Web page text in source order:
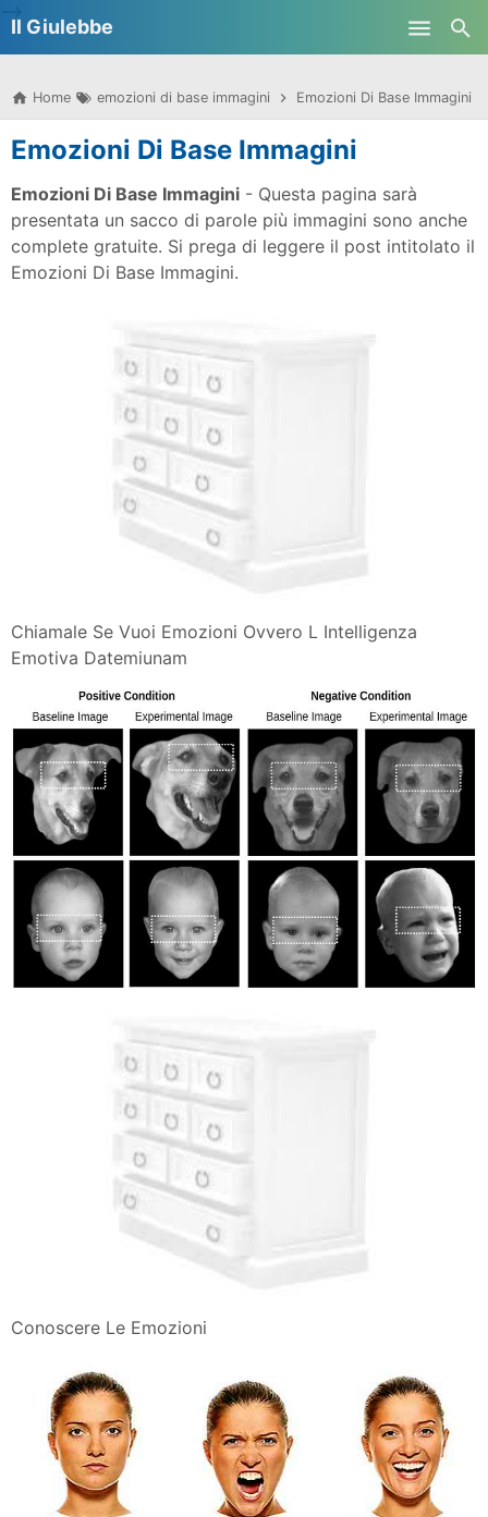
Il Giulebbe
Home emozioni di base immagini Emozioni Di Base Immagini
Emozioni Di Base Immagini
Emozioni Di Base Immagini - Questa pagina sarà
presentata un sacco di parole più immagini sono anche
complete gratuite. Si prega di leggere il post intitolato il
Emozioni Di Base Immagini.
Chiamale Se Vuoi Emozioni Ovvero L Intelligenza
Emotiva Datemiunam
Conoscere Le Emozioni